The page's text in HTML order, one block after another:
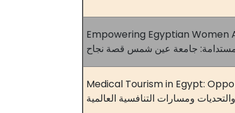
Empowering Egyptian Women
جامعة عين شمس قصة نجاح
Medical Tourism in Egypt:
ومسارات التنافسية العالمية